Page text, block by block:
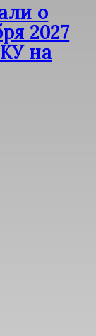
о
2027
на